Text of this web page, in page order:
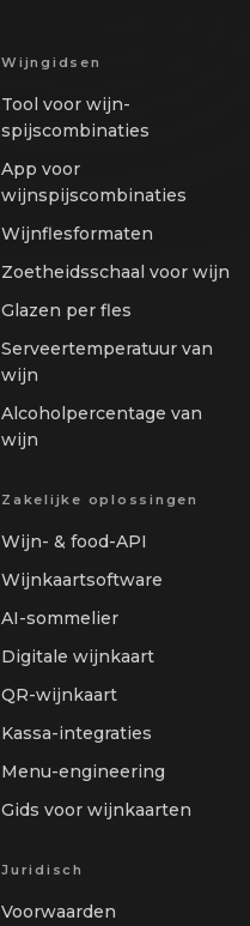
Wijngidsen
Tool voor wijn-
spijscombinaties
App voor
wijnspijscombinaties
Wijnflesformaten
Zoetheidsschaal voor wijn
Glazen per fles
Serveertemperatuur van
wijn
Alcoholpercentage van
wijn
Zakelijke oplossingen
Wijn- & food-API
Wijnkaartsoftware
AI-sommelier
Digitale wijnkaart
QR-wijnkaart
Kassa-integraties
Menu-engineering
Gids voor wijnkaarten
Juridisch
Voorwaarden